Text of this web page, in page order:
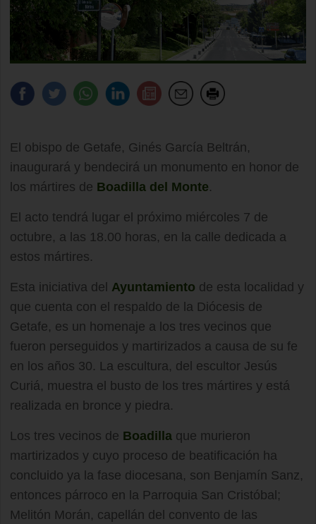
El obispo de Getafe, Ginés García Beltrán,
inaugurará y bendecirá un monumento en honor de
los mártires de Boadilla del Monte.
El acto tendrá lugar el próximo miércoles 7 de
octubre, a las 18.00 horas, en la calle dedicada a
estos mártires.
Esta iniciativa del Ayuntamiento de esta localidad y
que cuenta con el respaldo de la Diócesis de
Getafe, es un homenaje a los tres vecinos que
fueron perseguidos y martirizados a causa de su fe
en los años 30. La escultura, del escultor Jesús
Curiá, muestra el busto de los tres mártires y está
realizada en bronce y piedra.
Los tres vecinos de Boadilla que murieron
martirizados y cuyo proceso de beatificación ha
concluido ya la fase diocesana, son Benjamín Sanz,
entonces párroco en la Parroquia San Cristóbal;
Melitón Morán, capellán del convento de las